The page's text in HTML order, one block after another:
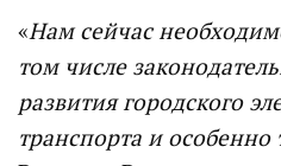
«Нам сейчас
том числе
развития городского
транспорта и особенно